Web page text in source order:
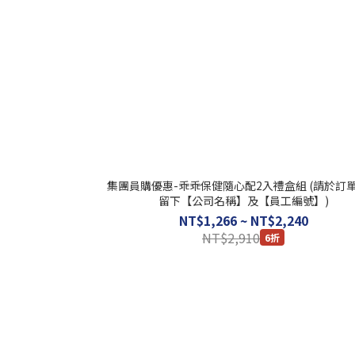
集團員購優惠-乖乖保健隨心配2入禮盒組 (請於訂
留下【公司名稱】及【員工編號】)
NT$1,266 ~ NT$2,240
NT$2,910 6折